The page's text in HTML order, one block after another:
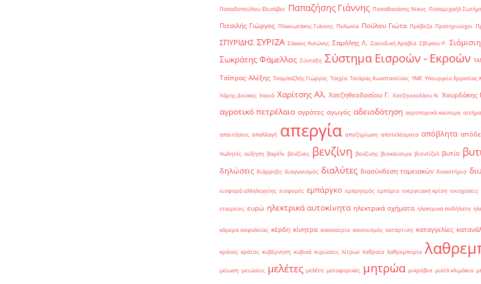
Παπαδοπούλου Ελισάβετ Παπαζήσης Γιάννης Παπαθανάσης Νίκος Παπαμιχαήλ
Πιτσιλής Γιώργος Πλακιωτάκης Γιάννης Πολωνία Πούλου Γιώτα Πρέβεζα Πρατηριούχοι
ΣΠΥΡΙΔΗΣ ΣΥΡΙΖΑ Σάκκος Αντώνης Σαμόλης Λ. Σαουδική Αραβία Σβίγκου Ρ.
Σωκράτης Φάμελλος Σύνταξη Σύστημα Εισροών - Εκροών
Τσίπρας Αλέξης Τσαμπαζλής Γιώργος Τσεχία Τσιάρας Κωνσταντίνος ΥΜΕ Υπουργείο Εργασίας
Χάρης Δούκας Χανιά Χαρίτσης Αλ. Χατζηθεοδοσίου Γ. Χατζηνικολάου Ν. Χουρδάκης
αγροτικό πετρέλαιο αγρότες αγωγός αδειοδότηση αεροπορικά καύσιμα
απαιτήσεις απαλλαγή απεργία αποζημίωση αποτελέσματα απόβλητα
πωλητές αύξηση βαρέλι βενζίνες βενζίνη βενζίνης βιοκαύσιμα βιοντίζελ βυτίο
δηλώσεις διάρρηξη διαγωνισμός διαλύτες διασύνδεση ταμειακών δικαστήριο
εισφορά αλληλεγγύης εισφορές εμπάργκο εμπρησμός εμπόριο ενεργειακή κρίση ενισχύσεις
εταιρείες ευρώ ηλεκτρικά αυτοκίνητα ηλεκτρικά οχήματα ηλεκτρικά ποδήλατα
κάμερα ασφαλείας κέρδη κίνητρα κακοκαιρία κανονισμός κατάρτιση καταγγελίες
κράνος κράτος κυβέρνηση κυβικά κυρώσεις λίτρων λαθραία λαθρεμπορία
μείωση μειώσεις μελέτες μελέτη μεταφορικές μητρώα μικρόβια μικτά κλιμάκια